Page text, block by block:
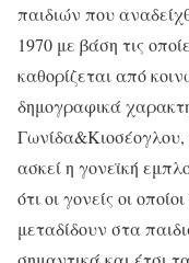
παιδιών που
1970 με βάση τις
καθορίζεται από
δημογραφικά
Γωνίδα&Κιοσέογλου,
ασκεί η γονεϊκή
ότι οι γονείς οι
μεταδίδουν στα